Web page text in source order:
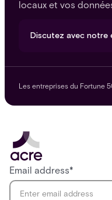
locaux et vos
Discutez avec notre
Les entreprises du Fortune
Email address*